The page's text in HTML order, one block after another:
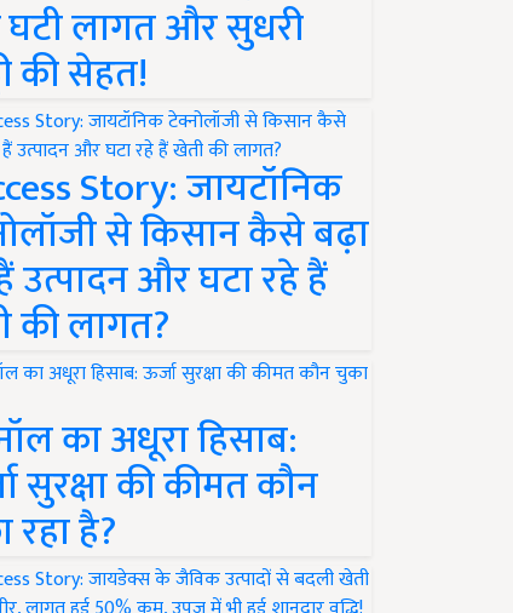
लागत और सुधरी
की सेहत!
Story: जायटॉनिक
से किसान कैसे बढ़ा
उत्पादन और घटा रहे हैं
की लागत?
का अधूरा हिसाब:
सुरक्षा की कीमत कौन
है?